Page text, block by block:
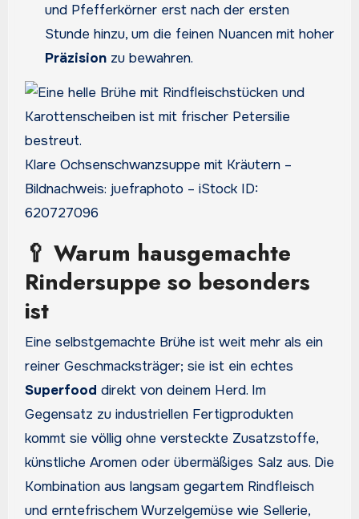
und Pfefferkörner erst nach der ersten
Stunde hinzu, um die feinen Nuancen mit hoher
Präzision zu bewahren.
Klare Ochsenschwanzsuppe mit Kräutern –
Bildnachweis: juefraphoto – iStock ID:
620727096
🥄 Warum hausgemachte
Rindersuppe so besonders
ist
Eine selbstgemachte Brühe ist weit mehr als ein
reiner Geschmacksträger; sie ist ein echtes
Superfood direkt von deinem Herd. Im
Gegensatz zu industriellen Fertigprodukten
kommt sie völlig ohne versteckte Zusatzstoffe,
künstliche Aromen oder übermäßiges Salz aus. Die
Kombination aus langsam gegartem Rindfleisch
und erntefrischem Wurzelgemüse wie Sellerie,